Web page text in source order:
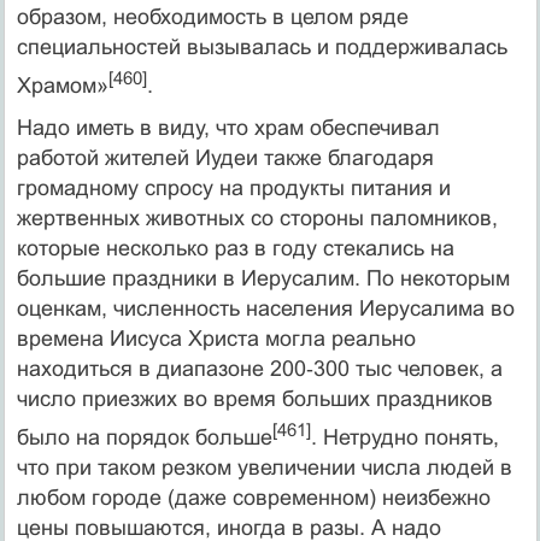
образом, необходимость в целом ряде
специальностей вызывалась и поддерживалась
Храмом»[460].
Надо иметь в виду, что храм обеспечивал
работой жителей Иудеи также благодаря
громадному спросу на продукты питания и
жертвенных животных со стороны паломников,
которые несколько раз в году стекались на
большие праздники в Иерусалим. По некоторым
оценкам, численность населения Иерусалима во
времена Иисуса Христа могла реально
находиться в диапазоне 200‑300 тыс человек, а
число приезжих во время больших праздников
было на порядок больше[461]. Нетрудно понять,
что при таком резком увеличении числа людей в
любом городе (даже современном) неизбежно
цены повышаются, иногда в разы. А надо